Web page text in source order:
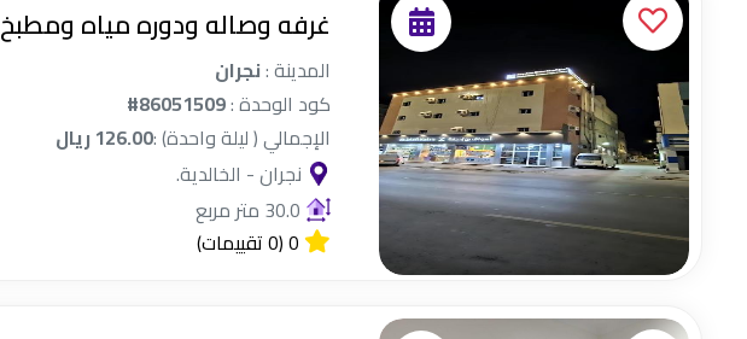
غرفه وصاله ودوره مياه ومطبخ
المدينة :نجران
كود الوحدة :#86051509
الإجمالي ( ليلة واحدة) :126.00 ريال
نجران - الخالدية.
30.0 متر مربع
0(0 تقييمات)